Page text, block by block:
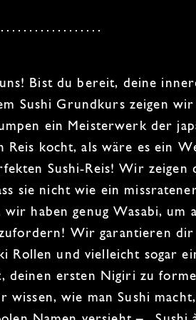
Bist du bereit, deine
Sushi Grundkurs zeigen wir
ein Meisterwerk der
Reis kocht, als wäre es ein
Sushi-Reis! Wir zeigen
sie nicht wie ein
wir haben genugWasabi, um
Wir garantieren dir
Rollen und vielleicht sogar
deinen ersten Nigiri zu
wie man Sushi macht,